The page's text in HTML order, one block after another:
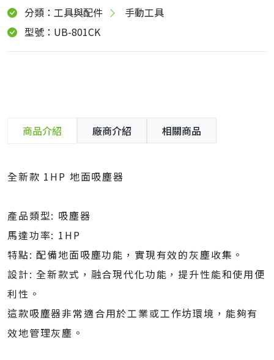
分類：工具與配件
手動工具
型號：UB-801CK
商品介紹 廠商介紹 相關商品
全新款 1HP 地面吸塵器
產品類型: 吸塵器
馬達功率: 1HP
特點: 配備地面吸塵功能，實現有效的灰塵收集。
設計: 全新款式，融合現代化功能，提升性能和使用便
利性。
這款吸塵器非常適合用於工業或工作坊環境，能夠有
效地管理灰塵。